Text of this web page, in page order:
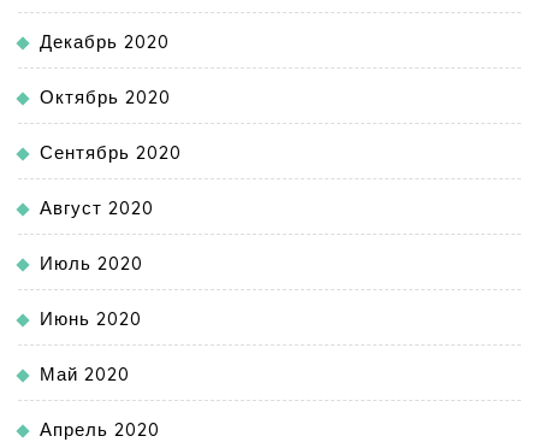
Декабрь 2020
Октябрь 2020
Сентябрь 2020
Август 2020
Июль 2020
Июнь 2020
Май 2020
Апрель 2020